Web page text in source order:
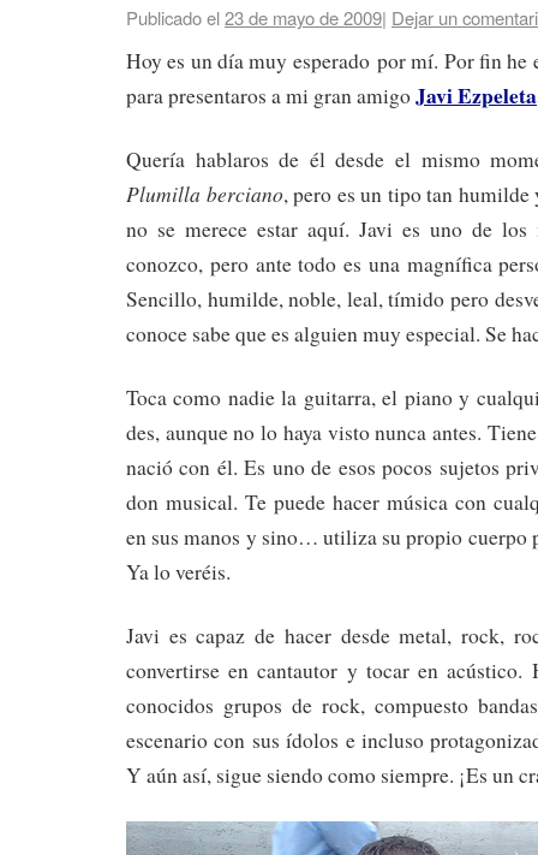
Publicado el23 de mayo de 2009| Dejar un
Hoy es un día muy esperado por mí. Por fin he
para presentaros a mi gran amigoJavi Ezpeleta
Quería hablaros de él desde el mismo
Plumilla berciano, pero es un tipo tan
no se merece estar aquí. Javi es uno de los
conozco, pero ante todo es una magnífica
Sencillo, humilde, noble, leal, tímido pero
conoce sabe que es alguien muy especial. Se
Toca como nadie la guitarra, el piano y
des, aunque no lo haya visto nunca antes.
nació con él. Es uno de esos pocos sujetos
don musical. Te puede hacer música con
en sus manos y sino… utiliza su propio
Ya lo veréis.
Javi es capaz de hacer desde metal, rock,
convertirse en cantautor y tocar en acústico.
conocidos grupos de rock, compuesto
escenario con sus ídolos e incluso
Y aún así, sigue siendo como siempre. ¡Es un